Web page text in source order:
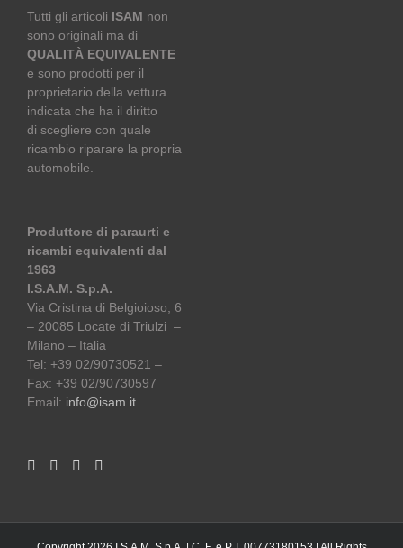
Tutti gli articoli ISAM non
sono originali ma di
QUALITÀ EQUIVALENTE
e sono prodotti per il
proprietario della vettura
indicata che ha il diritto
di scegliere con quale
ricambio riparare la propria
automobile.
Produttore di paraurti e
ricambi equivalenti dal
1963
I.S.A.M. S.p.A.
Via Cristina di Belgioioso, 6
– 20085 Locate di Triulzi –
Milano – Italia
Tel: +39 02/90730521 –
Fax: +39 02/90730597
Email: info@isam.it